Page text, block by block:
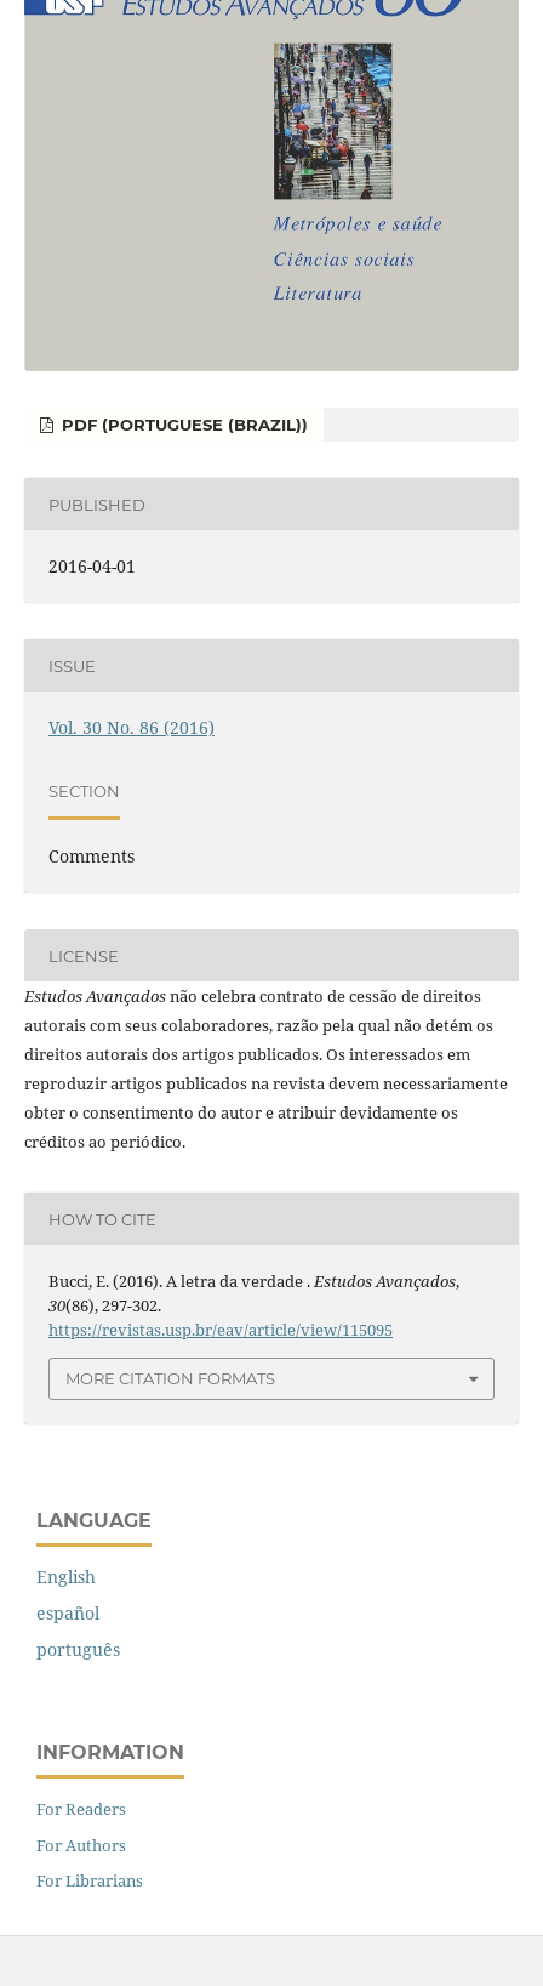
PDF (PORTUGUESE (BRAZIL))
PUBLISHED
2016-04-01
ISSUE
Vol. 30 No. 86 (2016)
SECTION
Comments
LICENSE
Estudos Avançadosnão celebra contrato de cessão de direitos
autorais com seus colaboradores, razão pela qual não detém os
direitos autorais dos artigos publicados. Os interessados em
reproduzir artigos publicados na revista devem necessariamente
obter o consentimento do autor e atribuir devidamente os
créditos ao periódico.
HOW TO CITE
Bucci, E. (2016). A letra da verdade .Estudos Avançados,
30(86), 297-302.
https://revistas.usp.br/eav/article/view/115095
MORE CITATION FORMATS
LANGUAGE
English
español
português
INFORMATION
For Readers
For Authors
For Librarians